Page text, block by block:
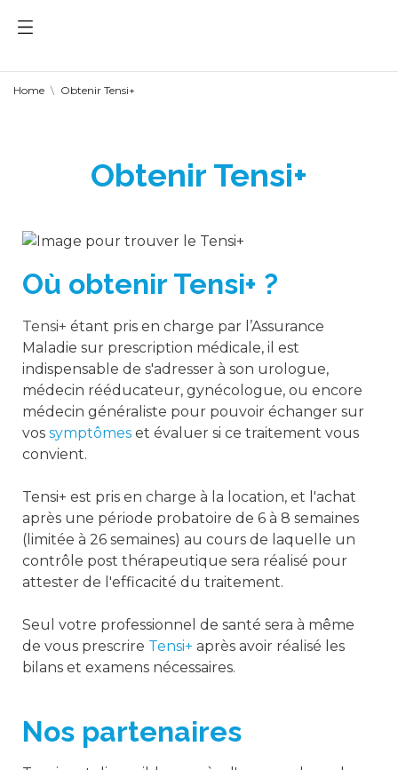
Home Obtenir Tensi+
Obtenir Tensi+
Où obtenir Tensi+ ?
Tensi+ étant pris en charge par l’Assurance
Maladie sur prescription médicale, il est
indispensable de s'adresser à son urologue,
médecin rééducateur, gynécologue, ou encore
médecin généraliste pour pouvoir échanger sur
vos symptômes et évaluer si ce traitement vous
convient.
Tensi+ est pris en charge à la location, et l'achat
après une période probatoire de 6 à 8 semaines
(limitée à 26 semaines) au cours de laquelle un
contrôle post thérapeutique sera réalisé pour
attester de l'efficacité du traitement.
Seul votre professionnel de santé sera à même
de vous prescrire Tensi+ après avoir réalisé les
bilans et examens nécessaires.
Nos partenaires